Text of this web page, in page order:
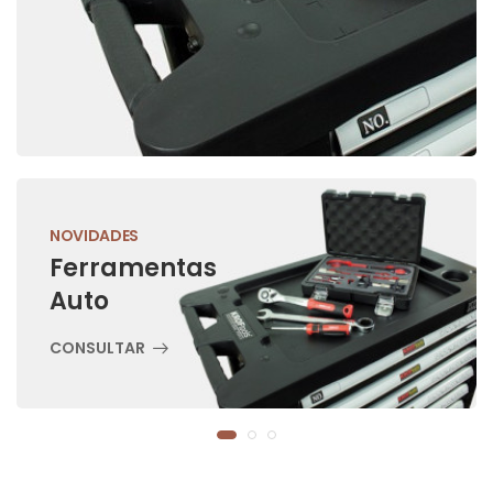
NOVIDADES
Ferramentas
Auto
CONSULTAR